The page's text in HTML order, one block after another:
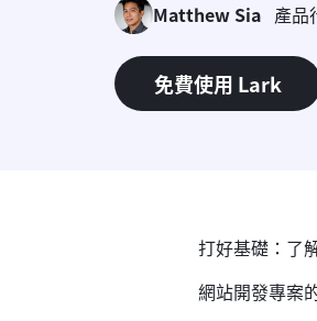
Matthew Sia 產品
免費使用 Lark
打好基礎：了
網站開發專案